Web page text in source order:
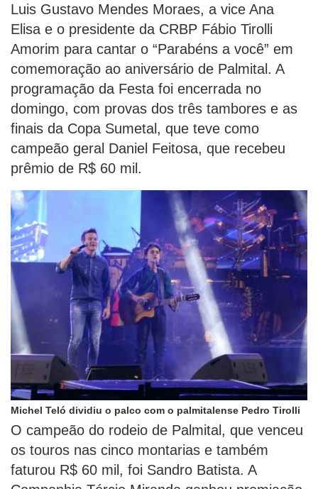
Luis Gustavo Mendes Moraes, a vice Ana
Elisa e o presidente da CRBP Fábio Tirolli
Amorim para cantar o “Parabéns a você” em
comemoração ao aniversário de Palmital. A
programação da Festa foi encerrada no
domingo, com provas dos três tambores e as
finais da Copa Sumetal, que teve como
campeão geral Daniel Feitosa, que recebeu
prêmio de R$ 60 mil.
Michel Teló dividiu o palco com o palmitalense Pedro Tirolli
O campeão do rodeio de Palmital, que venceu
os touros nas cinco montarias e também
faturou R$ 60 mil, foi Sandro Batista. A